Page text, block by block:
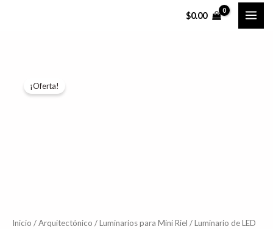
$0.00
¡Oferta!
Inicio /Arquitectónico /Luminarios para Mini Riel / Luminario de LED
dirigible